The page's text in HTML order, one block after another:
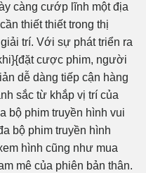
càng cướp lĩnh một địa
thiết thiết trong thị
trí. Với sự phát triển ra
cược phim, người
dễ dàng tiếp cận hàng
sắc từ khắp vị trí của
bộ phim truyền hình vui
bộ phim truyền hình
hình cũng như mua
mê của phiên bản thân.